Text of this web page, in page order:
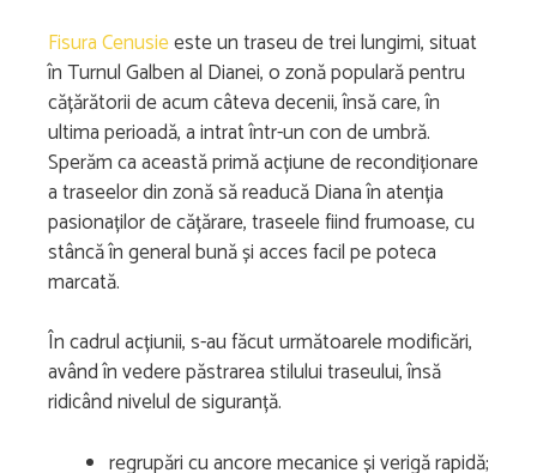
Fisura Cenusieeste un traseu de trei lungimi, situat
în Turnul Galben al Dianei, o zonă populară pentru
cățărătorii de acum câteva decenii, însă care, în
ultima perioadă, a intrat într-un con de umbră.
Sperăm ca această primă acțiune de recondiționare
a traseelor din zonă să readucă Diana în atenția
pasionaților de cățărare, traseele fiind frumoase, cu
stâncă în general bună și acces facil pe poteca
marcată.
În cadrul acțiunii, s-au făcut următoarele modificări,
având în vedere păstrarea stilului traseului, însă
ridicând nivelul de siguranță.
regrupări cu ancore mecanice și verigă rapidă;